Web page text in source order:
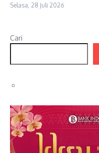
Selasa, 28 Juli 2026
Cari